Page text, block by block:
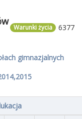
6377
Warunki życia
gimnazjalnych